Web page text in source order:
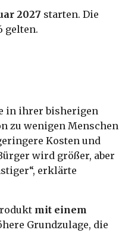
2027 starten. Die
gelten.
in ihrer bisherigen
zu wenigen Menschen
Kosten und
wird größer, aber
erklärte
mit einem
Grundzulage, die